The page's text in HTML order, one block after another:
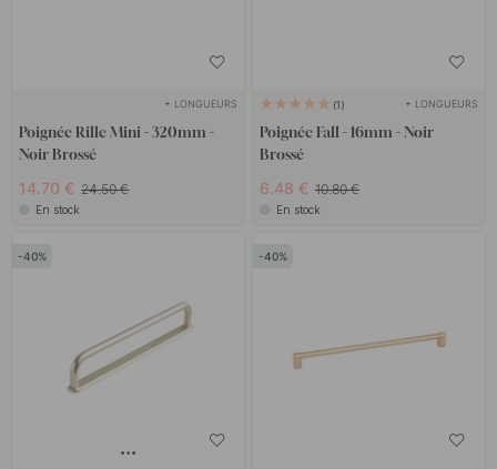
+ LONGUEURS
Poignée Rille Mini - 320mm -
Noir Brossé
14.70 € 24.50 €
En stock
1 + LONGUEURS
Poignée Fall - 16mm - Noir
Brossé
6.48 € 10.80 €
En stock
40 40